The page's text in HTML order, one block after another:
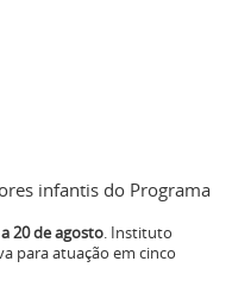
infantis do Programa
20 de agosto. Instituto
para atuação em cinco